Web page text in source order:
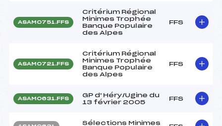
ASAM0751.FFS
Critérium Régional
Minimes Trophée
Banque Populaire
des Alpes
FFS
ASAM0721.FFS
Critérium Régional
Minimes Trophée
Banque Populaire
des Alpes
FFS
ASAM0631.FFS
GP d' Héry/Ugine du
13 février 2005
FFS
Sélections Minimes